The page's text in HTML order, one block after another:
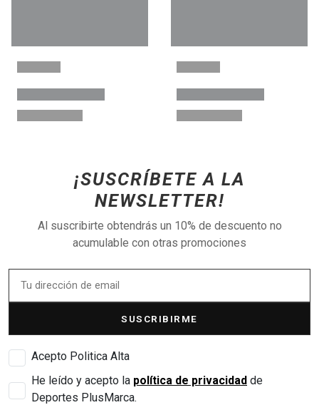
¡SUSCRÍBETE A LA
NEWSLETTER!
Al suscribirte obtendrás un 10% de descuento no
acumulable con otras promociones
SUSCRIBIRME
Acepto Politica Alta
He leído y acepto la política de privacidad de
Deportes PlusMarca.